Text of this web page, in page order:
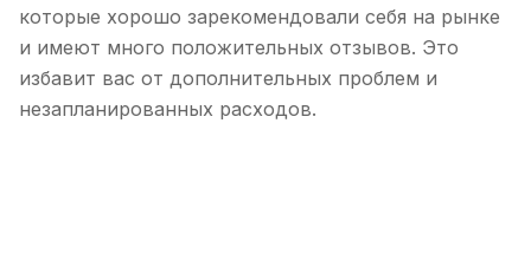
которые хорошо зарекомендовали себя на рынке
и имеют много положительных отзывов. Это
избавит вас от дополнительных проблем и
незапланированных расходов.